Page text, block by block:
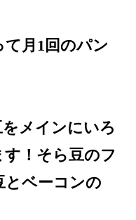
月1回のパン
メインにいろ
！そら豆のフ
とベーコンの